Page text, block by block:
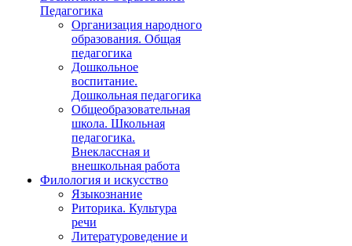
Педагогика
Организация народного
образования. Общая
педагогика
Дошкольное
воспитание.
Дошкольная педагогика
Общеобразовательная
школа. Школьная
педагогика.
Внеклассная и
внешкольная работа
Филология и искусство
Языкознание
Риторика. Культура
речи
Литературоведение и